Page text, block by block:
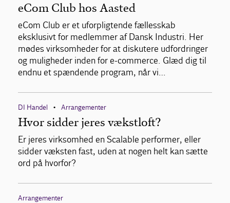
eCom Club hos Aasted
eCom Club er et uforpligtende fællesskab
eksklusivt for medlemmer af Dansk Industri. Her
mødes virksomheder for at diskutere udfordringer
og muligheder inden for e-commerce. Glæd dig til
endnu et spændende program, når vi…
DI Handel • Arrangementer
Hvor sidder jeres vækstloft?
Er jeres virksomhed en Scalable performer, eller
sidder væksten fast, uden at nogen helt kan sætte
ord på hvorfor?
Arrangementer